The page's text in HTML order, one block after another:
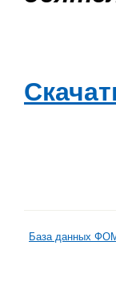
База данных